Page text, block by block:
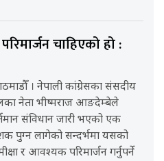
चाहिएको हो :
। नेपाली कांग्रेसका संसदीय
नेता भीष्मराज आङदेम्बेले
संविधान जारी भएको एक
पुग्न लागेको सन्दर्भमा यसको
र आवश्यक परिमार्जन गर्नुपर्ने